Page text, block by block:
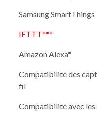
Samsung SmartThings
IFTTT***
Amazon Alexa*
Compatibilité des
fil
Compatibilité avec les